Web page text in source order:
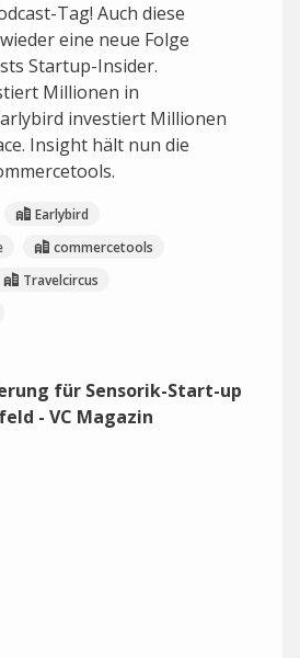
Tag! Auch diese
eine neue Folge
Startup-Insider.
Millionen in
investiert Millionen
Insight hält nun die
Earlybird
commercetools
Travelcircus